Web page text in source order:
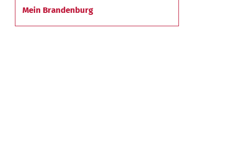
Mein Brandenburg